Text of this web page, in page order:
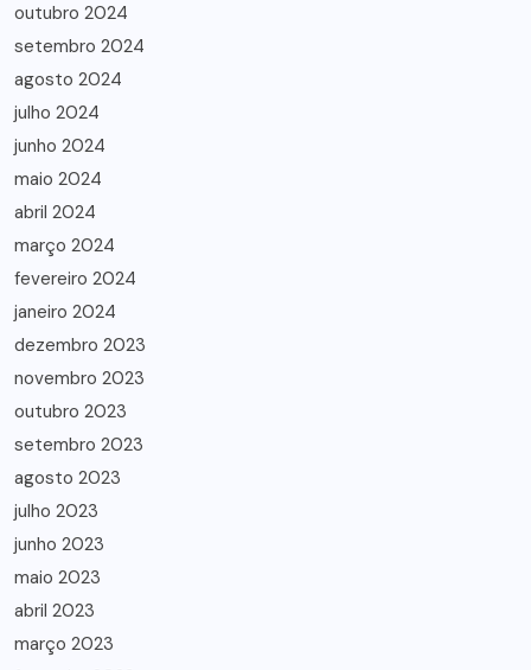
outubro 2024
setembro 2024
agosto 2024
julho 2024
junho 2024
maio 2024
abril 2024
março 2024
fevereiro 2024
janeiro 2024
dezembro 2023
novembro 2023
outubro 2023
setembro 2023
agosto 2023
julho 2023
junho 2023
maio 2023
abril 2023
março 2023